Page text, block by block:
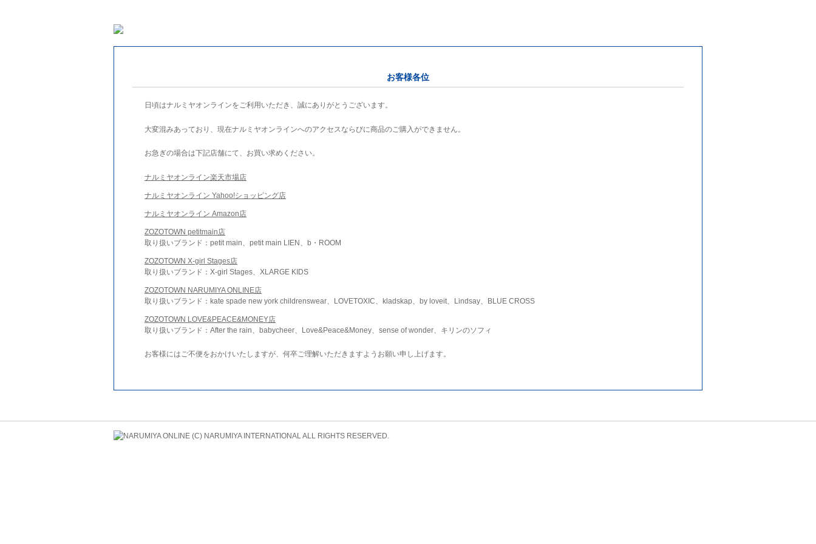
お客様各位
日頃はナルミヤオンラインをご利用いただき、誠にありがとうございます。
大変混みあっており、現在ナルミヤオンラインへのアクセスならびに商品のご購入ができません。
お急ぎの場合は下記店舗にて、お買い求めください。
ナルミヤオンライン楽天市場店
ナルミヤオンライン Yahoo!ショッピング店
ナルミヤオンライン Amazon店
ZOZOTOWN petitmain店
取り扱いブランド：petit main、petit main LIEN、b・ROOM
ZOZOTOWN X-girl Stages店
取り扱いブランド：X-girl Stages、XLARGE KIDS
ZOZOTOWN NARUMIYA ONLINE店
取り扱いブランド：kate spade new york childrenswear、LOVETOXIC、kladskap、by loveit、Lindsay、BLUE CROSS
ZOZOTOWN LOVE&PEACE&MONEY店
取り扱いブランド：After the rain、babycheer、Love&Peace&Money、sense of wonder、キリンのソフィ
お客様にはご不便をおかけいたしますが、何卒ご理解いただきますようお願い申し上げます。